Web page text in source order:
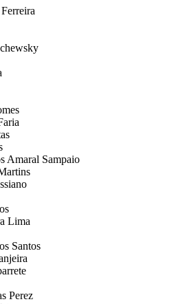
Amaral Sampaio
Lima
Santos
Perez